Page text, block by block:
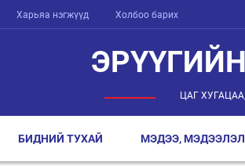
Харьяа нэгжүүд Холбоо барих
ЦАГ
БИДНИЙ ТУХАЙ МЭДЭЭ, МЭДЭЭЛЭЛ